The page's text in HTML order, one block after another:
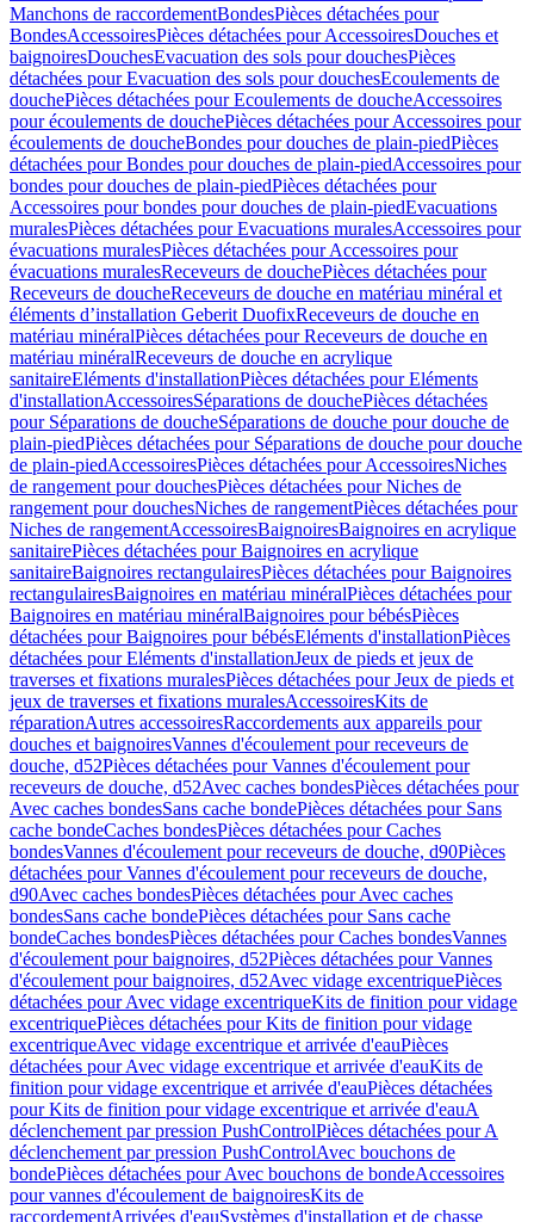
Manchons de raccordementBondesPièces détachées pour
BondesAccessoiresPièces détachées pour AccessoiresDouches et
baignoiresDouchesEvacuation des sols pour douchesPièces
détachées pour Evacuation des sols pour douchesEcoulements de
douchePièces détachées pour Ecoulements de doucheAccessoires
pour écoulements de douchePièces détachées pour Accessoires pour
écoulements de doucheBondes pour douches de plain-piedPièces
détachées pour Bondes pour douches de plain-piedAccessoires pour
bondes pour douches de plain-piedPièces détachées pour
Accessoires pour bondes pour douches de plain-piedEvacuations
muralesPièces détachées pour Evacuations muralesAccessoires pour
évacuations muralesPièces détachées pour Accessoires pour
évacuations muralesReceveurs de douchePièces détachées pour
Receveurs de doucheReceveurs de douche en matériau minéral et
éléments d’installation Geberit DuofixReceveurs de douche en
matériau minéralPièces détachées pour Receveurs de douche en
matériau minéralReceveurs de douche en acrylique
sanitaireEléments d'installationPièces détachées pour Eléments
d'installationAccessoiresSéparations de douchePièces détachées
pour Séparations de doucheSéparations de douche pour douche de
plain-piedPièces détachées pour Séparations de douche pour douche
de plain-piedAccessoiresPièces détachées pour AccessoiresNiches
de rangement pour douchesPièces détachées pour Niches de
rangement pour douchesNiches de rangementPièces détachées pour
Niches de rangementAccessoiresBaignoiresBaignoires en acrylique
sanitairePièces détachées pour Baignoires en acrylique
sanitaireBaignoires rectangulairesPièces détachées pour Baignoires
rectangulairesBaignoires en matériau minéralPièces détachées pour
Baignoires en matériau minéralBaignoires pour bébésPièces
détachées pour Baignoires pour bébésEléments d'installationPièces
détachées pour Eléments d'installationJeux de pieds et jeux de
traverses et fixations muralesPièces détachées pour Jeux de pieds et
jeux de traverses et fixations muralesAccessoiresKits de
réparationAutres accessoiresRaccordements aux appareils pour
douches et baignoiresVannes d'écoulement pour receveurs de
douche, d52Pièces détachées pour Vannes d'écoulement pour
receveurs de douche, d52Avec caches bondesPièces détachées pour
Avec caches bondesSans cache bondePièces détachées pour Sans
cache bondeCaches bondesPièces détachées pour Caches
bondesVannes d'écoulement pour receveurs de douche, d90Pièces
détachées pour Vannes d'écoulement pour receveurs de douche,
d90Avec caches bondesPièces détachées pour Avec caches
bondesSans cache bondePièces détachées pour Sans cache
bondeCaches bondesPièces détachées pour Caches bondesVannes
d'écoulement pour baignoires, d52Pièces détachées pour Vannes
d'écoulement pour baignoires, d52Avec vidage excentriquePièces
détachées pour Avec vidage excentriqueKits de finition pour vidage
excentriquePièces détachées pour Kits de finition pour vidage
excentriqueAvec vidage excentrique et arrivée d'eauPièces
détachées pour Avec vidage excentrique et arrivée d'eauKits de
finition pour vidage excentrique et arrivée d'eauPièces détachées
pour Kits de finition pour vidage excentrique et arrivée d'eauA
déclenchement par pression PushControlPièces détachées pour A
déclenchement par pression PushControlAvec bouchons de
bondePièces détachées pour Avec bouchons de bondeAccessoires
pour vannes d'écoulement de baignoiresKits de
raccordementArrivées d'eauSystèmes d'installation et de chasse